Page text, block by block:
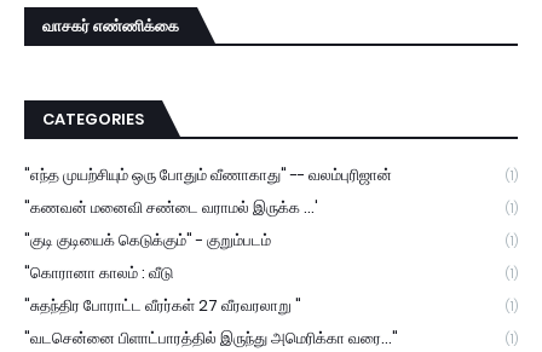
வாசகர் எண்ணிக்கை
CATEGORIES
"எந்த முயற்சியும் ஒரு போதும் வீணாகாது" -- வலம்புரிஜான் (1)
"கணவன் மனைவி சண்டை வராமல் இருக்க ...' (1)
"குடி குடியைக் கெடுக்கும்" - குறும்படம் (1)
"கொரானா காலம் : வீடு (1)
"சுதந்திர போராட்ட வீரர்கள் 27 வீரவரலாறு " (1)
"வடசென்னை பிளாட்பாரத்தில் இருந்து அமெரிக்கா வரை..." (1)